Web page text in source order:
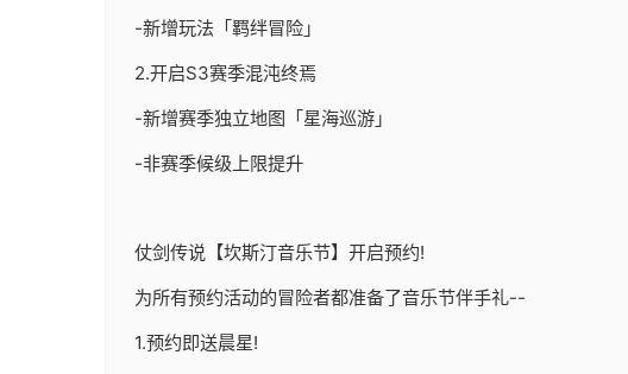
-新增玩法「羁绊冒险」
2.开启S3赛季混沌终焉
-新增赛季独立地图「星海巡游」
-非赛季候级上限提升
仗剑传说【坎斯汀音乐节】开启预约!
为所有预约活动的冒险者都准备了音乐节伴手礼--
1.预约即送晨星!